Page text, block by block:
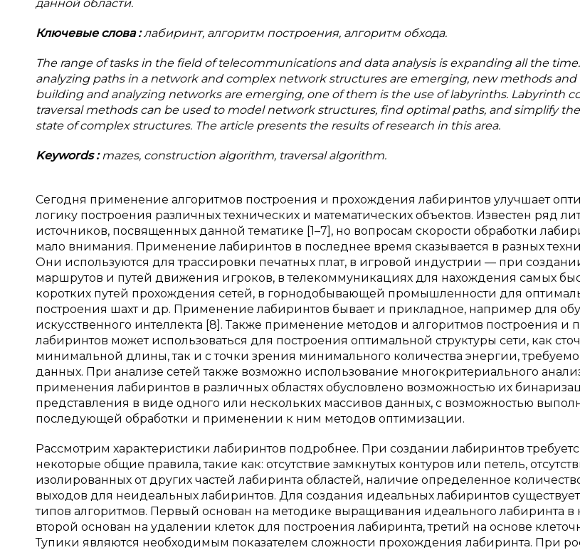
данной области.
Ключевые слова:лабиринт, алгоритм построения, алгоритм обхода.
The range of tasks in the field of telecommunications and data analysis is expanding all the
analyzing paths in a network and complex network structures are emerging, new methods
building and analyzing networks are emerging, one of them is the use of labyrinths. Labyrinth
traversal methods can be used to model network structures, find optimal paths, and simplify
state of complex structures. The article presents the results of research in this area.
Keywords:mazes, construction algorithm, traversal algorithm.
Сегодня применение алгоритмов построения и прохождения лабиринтов улучшает
логику построения различных технических и математических объектов. Известен ряд
источников, посвященных данной тематике [1–7], но вопросам скорости обработки
мало внимания. Применение лабиринтов в последнее время сказывается в разных
Они используются для трассировки печатных плат, в игровой индустрии — при
маршрутов и путей движения игроков, в телекоммуникациях для нахождения самых
коротких путей прохождения сетей, в горнодобывающей промышленности для
построения шахт и др. Применение лабиринтов бывает и прикладное, например для
искусственного интеллекта [8]. Также применение методов и алгоритмов построения и
лабиринтов может использоваться для построения оптимальной структуры сети, как
минимальной длины, так и с точки зрения минимального количества энергии,
данных. При анализе сетей также возможно использование многокритериального
применения лабиринтов в различных областях обусловлено возможностью их
представления в виде одного или нескольких массивов данных, с возможностью
последующей обработки и применении к ним методов оптимизации.
Рассмотрим характеристики лабиринтов подробнее. При создании лабиринтов
некоторые общие правила, такие как: отсутствие замкнутых контуров или петель,
изолированных от других частей лабиринта областей, наличие определенное
выходов для неидеальных лабиринтов. Для создания идеальных лабиринтов
типов алгоритмов. Первый основан на методике выращивания идеального лабиринта в
второй основан на удалении клеток для построения лабиринта, третий на основе
Тупики являются необходимым показателем сложности прохождения лабиринта. При